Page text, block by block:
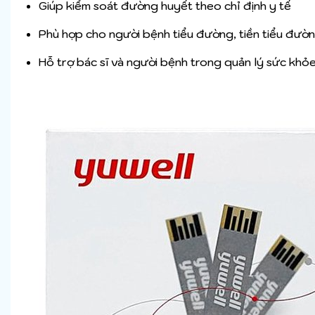
Giúp kiểm soát đường huyết theo chỉ định y tế
Phù hợp cho người bệnh tiểu đường, tiền tiểu
Hỗ trợ bác sĩ và người bệnh trong quản lý sức